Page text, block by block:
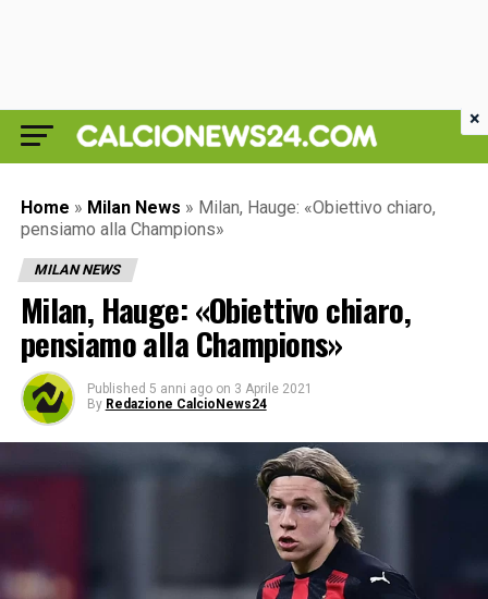
Home » Milan News » Milan, Hauge: «Obiettivo chiaro,
pensiamo alla Champions»
MILAN NEWS
Milan, Hauge: «Obiettivo chiaro,
pensiamo alla Champions»
Published 5 anni ago on 3 Aprile 2021
By Redazione CalcioNews24
×